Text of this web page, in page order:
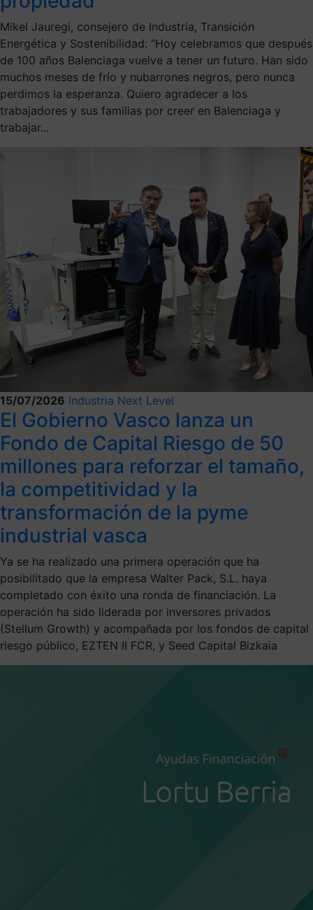
Mikel Jauregi, consejero de Industria, Transición
Energética y Sostenibilidad: “Hoy celebramos que después
de 100 años Balenciaga vuelve a tener un futuro. Han sido
muchos meses de frío y nubarrones negros, pero nunca
perdimos la esperanza. Quiero agradecer a los
trabajadores y sus familias por creer en Balenciaga y
trabajar...
15/07/2026 Industria Next Level
El Gobierno Vasco lanza un
Fondo de Capital Riesgo de 50
millones para reforzar el tamaño,
la competitividad y la
transformación de la pyme
industrial vasca
Ya se ha realizado una primera operación que ha
posibilitado que la empresa Walter Pack, S.L. haya
completado con éxito una ronda de financiación. La
operación ha sido liderada por inversores privados
(Stellum Growth) y acompañada por los fondos de capital
riesgo público, EZTEN II FCR, y Seed Capital Bizkaia